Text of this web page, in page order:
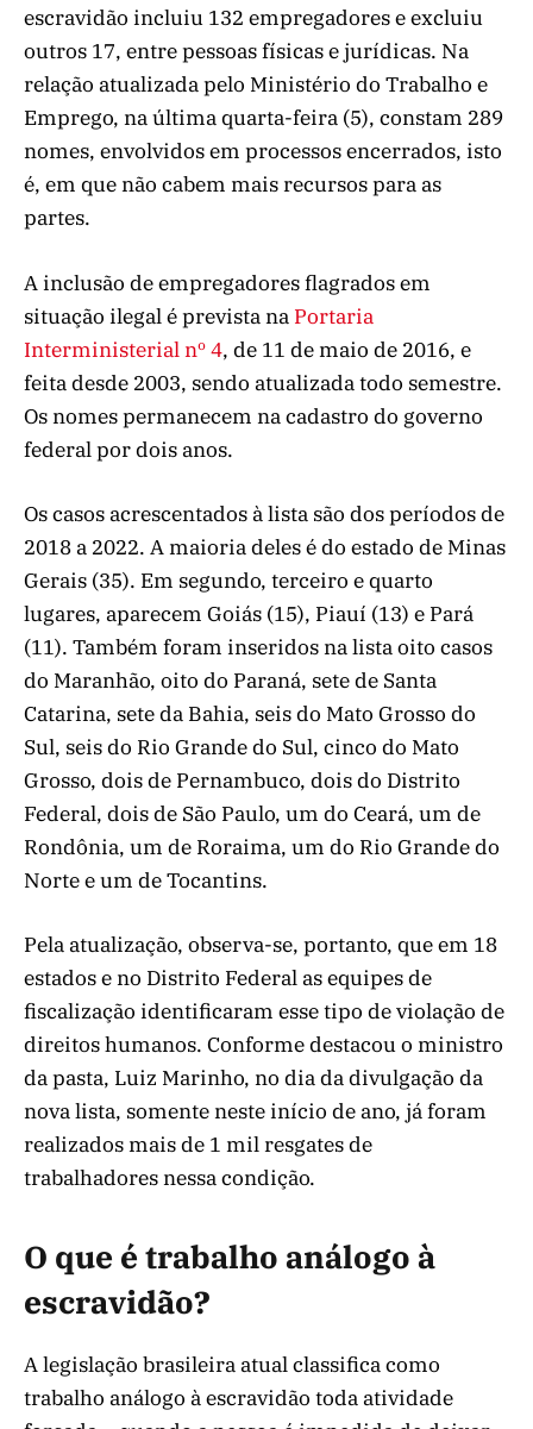
escravidão incluiu 132 empregadores e excluiu
outros 17, entre pessoas físicas e jurídicas. Na
relação atualizada pelo Ministério do Trabalho e
Emprego, na última quarta-feira (5), constam 289
nomes, envolvidos em processos encerrados, isto
é, em que não cabem mais recursos para as
partes.
A inclusão de empregadores flagrados em
situação ilegal é prevista na Portaria
Interministerial nº 4, de 11 de maio de 2016, e
feita desde 2003, sendo atualizada todo semestre.
Os nomes permanecem na cadastro do governo
federal por dois anos.
Os casos acrescentados à lista são dos períodos de
2018 a 2022. A maioria deles é do estado de Minas
Gerais (35). Em segundo, terceiro e quarto
lugares, aparecem Goiás (15), Piauí (13) e Pará
(11). Também foram inseridos na lista oito casos
do Maranhão, oito do Paraná, sete de Santa
Catarina, sete da Bahia, seis do Mato Grosso do
Sul, seis do Rio Grande do Sul, cinco do Mato
Grosso, dois de Pernambuco, dois do Distrito
Federal, dois de São Paulo, um do Ceará, um de
Rondônia, um de Roraima, um do Rio Grande do
Norte e um de Tocantins.
Pela atualização, observa-se, portanto, que em 18
estados e no Distrito Federal as equipes de
fiscalização identificaram esse tipo de violação de
direitos humanos. Conforme destacou o ministro
da pasta, Luiz Marinho, no dia da divulgação da
nova lista, somente neste início de ano, já foram
realizados mais de 1 mil resgates de
trabalhadores nessa condição.
O que é trabalho análogo à
escravidão?
A legislação brasileira atual classifica como
trabalho análogo à escravidão toda atividade